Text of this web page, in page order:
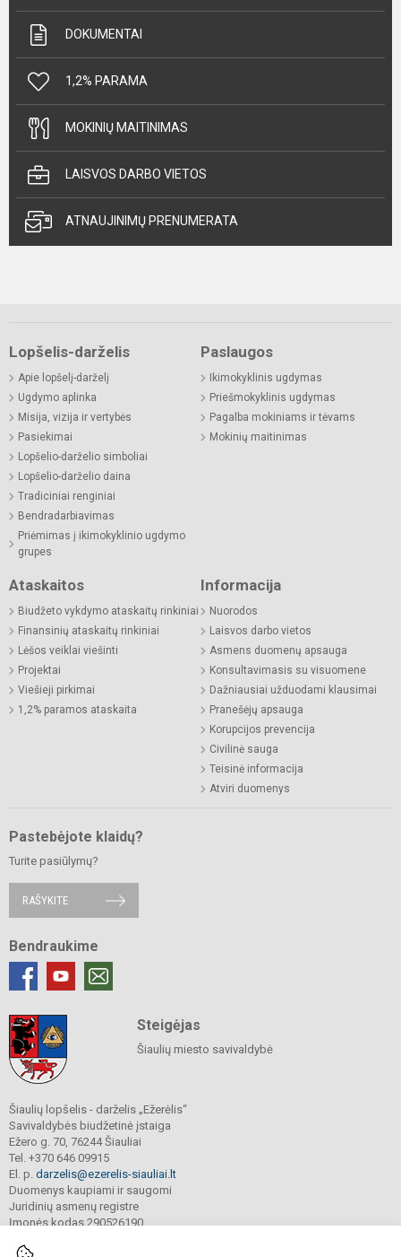
DOKUMENTAI
1,2% PARAMA
MOKINIŲ MAITINIMAS
LAISVOS DARBO VIETOS
ATNAUJINIMŲ PRENUMERATA
Lopšelis-darželis
Apie lopšelį-darželį
Ugdymo aplinka
Misija, vizija ir vertybės
Pasiekimai
Lopšelio-darželio simboliai
Lopšelio-darželio daina
Tradiciniai renginiai
Bendradarbiavimas
Priėmimas į ikimokyklinio ugdymo
grupes
Paslaugos
Ikimokyklinis ugdymas
Priešmokyklinis ugdymas
Pagalba mokiniams ir tėvams
Mokinių maitinimas
Ataskaitos
Biudžeto vykdymo ataskaitų rinkiniai
Finansinių ataskaitų rinkiniai
Lėšos veiklai viešinti
Projektai
Viešieji pirkimai
1,2% paramos ataskaita
Informacija
Nuorodos
Laisvos darbo vietos
Asmens duomenų apsauga
Konsultavimasis su visuomene
Dažniausiai užduodami klausimai
Pranešėjų apsauga
Korupcijos prevencija
Civilinė sauga
Teisinė informacija
Atviri duomenys
Pastebėjote klaidų?
Turite pasiūlymų?
RAŠYKITE
Bendraukime
Steigėjas
Šiaulių miesto savivaldybė
Šiaulių lopšelis - darželis „Ežerėlis“
Savivaldybės biudžetinė įstaiga
Ežero g. 70, 76244 Šiauliai
Tel. +370 646 09915
El. p. darzelis@ezerelis-siauliai.lt
Duomenys kaupiami ir saugomi
Juridinių asmenų registre
Įmonės kodas 290526190